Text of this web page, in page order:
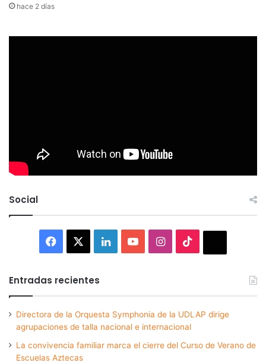
hace 2 días
Social
Facebook LinkedInYouTubeInstagram
Entradas recientes
Directora de la Orquesta Symphonia de la UDLAP dirige
agrupaciones de talla nacional e internacional
La convivencia familiar marca el cierre del Curso de Verano de
Escuelas Aztecas